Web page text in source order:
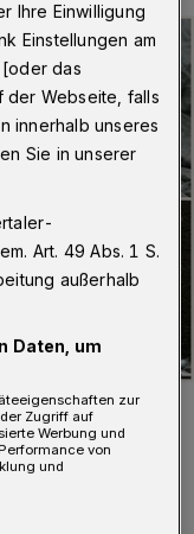
Ihre Einwilligung
Einstellungen am
das
der Webseite, falls
innerhalb unseres
Sie in unserer
Art. 49 Abs. 1 S.
außerhalb
Daten, um
zur
Zugriff auf
Werbung und
von
und